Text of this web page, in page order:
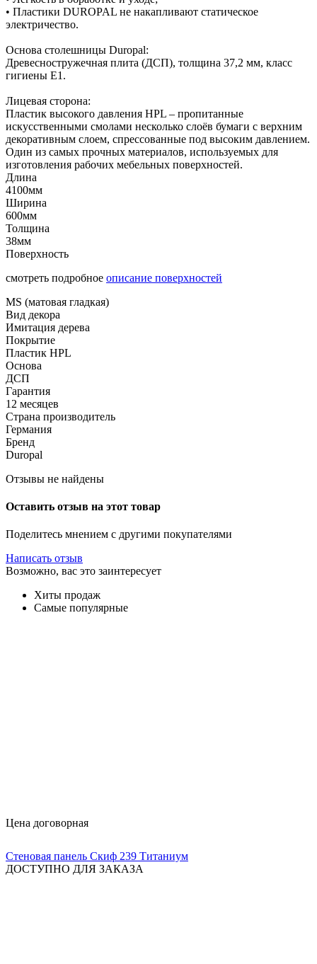
• Пластики DUROPAL не накапливают статическое
электричество.
Основа столешницы Duropal:
Древесностружечная плита (ДСП), толщина 37,2 мм, класс
гигиены Е1.
Лицевая сторона:
Пластик высокого давления HPL – пропитанные
искусственными смолами несколько слоёв бумаги с верхним
декоративным слоем, спрессованные под высоким давлением.
Один из самых прочных материалов, используемых для
изготовления рабочих мебельных поверхностей.
Длина
4100мм
Ширина
600мм
Толщина
38мм
Поверхность
смотреть подробное описание поверхностей
MS (матовая гладкая)
Вид декора
Имитация дерева
Покрытие
Пластик HPL
Основа
ДСП
Гарантия
12 месяцев
Страна производитель
Германия
Бренд
Duropal
Отзывы не найдены
Оставить отзыв на этот товар
Поделитесь мнением с другими покупателями
Написать отзыв
Возможно, вас это заинтересует
Хиты продаж
Самые популярные
Цена договорная
Стеновая панель Скиф 239 Титаниум
ДОСТУПНО ДЛЯ ЗАКАЗА